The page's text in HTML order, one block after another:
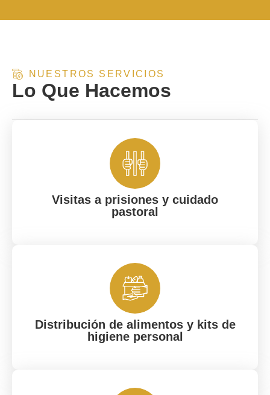
NUESTROS SERVICIOS
Lo Que Hacemos
Visitas a prisiones y cuidado
pastoral
Distribución de alimentos y kits de
higiene personal